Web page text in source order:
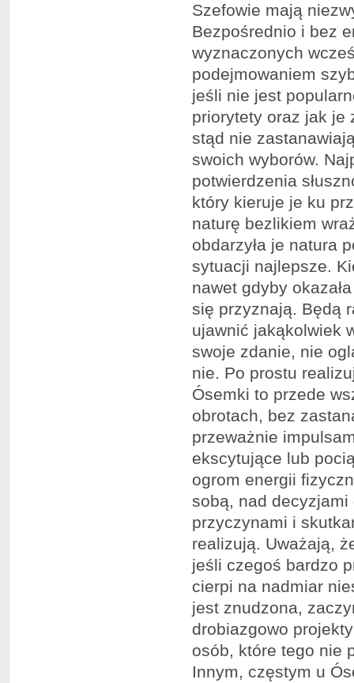
Szefowie mają
Bezpośrednio i bez
wyznaczonych
podejmowaniem
jeśli nie jest
priorytety oraz jak je
stąd nie
swoich wyborów.
potwierdzenia
który kieruje je ku
naturę bezlikiem
obdarzyła je natura
sytuacji najlepsze.
nawet gdyby
się przyznają. Będą
ujawnić jakąkolwiek
swoje zdanie, nie
nie. Po prostu
Ósemki to przede
obrotach, bez
przeważnie
ekscytujące lub
ogrom energii
sobą, nad
przyczynami i
realizują. Uważają,
jeśli czegoś bardzo
cierpi na nadmiar
jest znudzona,
drobiazgowo
osób, które tego nie
Innym, częstym u